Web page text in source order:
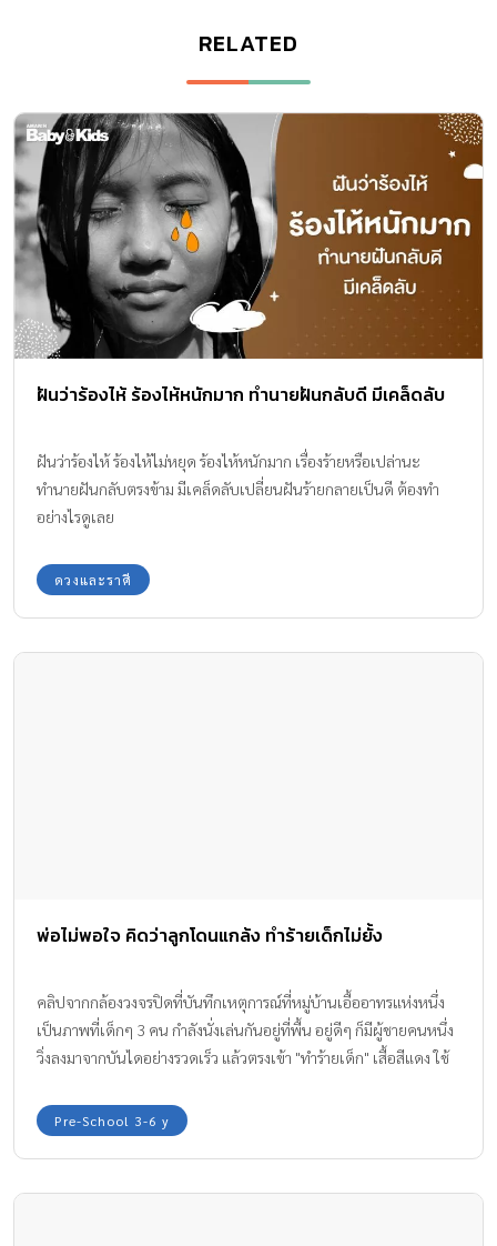
RELATED
ฝันว่าร้องไห้ ร้องไห้หนักมาก ทำนายฝันกลับดี มีเคล็ดลับ
ฝันว่าร้องไห้ ร้องไห้ไม่หยุด ร้องไห้หนักมาก เรื่องร้ายหรือเปล่านะ
ทำนายฝันกลับตรงข้าม มีเคล็ดลับเปลี่ยนฝันร้ายกลายเป็นดี ต้องทำ
อย่างไรดูเลย
ดวงและราศี
พ่อไม่พอใจ คิดว่าลูกโดนแกล้ง ทำร้ายเด็กไม่ยั้ง
คลิปจากกล้องวงจรปิดที่บันทึกเหตุการณ์ที่หมู่บ้านเอื้ออาทรแห่งหนึ่ง
เป็นภาพที่เด็กๆ 3 คน กำลังนั่งเล่นกันอยู่ที่พื้น อยู่ดีๆ ก็มีผู้ชายคนหนึ่ง
วิ่งลงมาจากบันไดอย่างรวดเร็ว แล้วตรงเข้า "ทำร้ายเด็ก" เสื้อสีแดง ใช้
ซ้ำ Pre-School 3-6 y